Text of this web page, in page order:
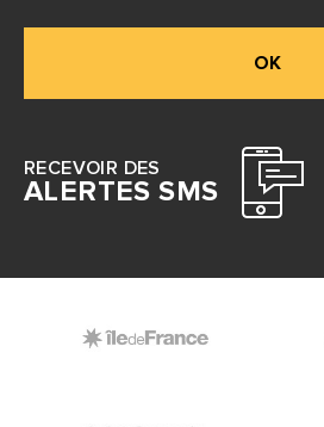
OK
RECEVOIR DES
ALERTES SMS